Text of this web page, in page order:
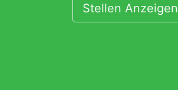
Stellen Anzeigen